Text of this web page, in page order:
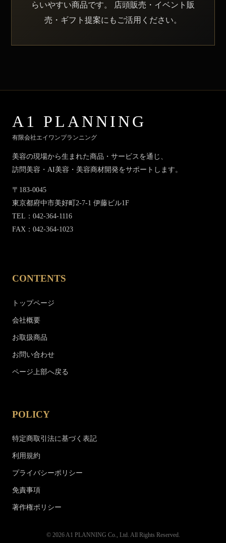
らいやすい商品です。 店頭販売・イベント販
売・ギフト提案にもご活用ください。
A1 PLANNING
有限会社エイワンプランニング
美容の現場から生まれた商品・サービスを通じ、
訪問美容・AI美容・美容商材開発をサポートします。
〒183-0045
東京都府中市美好町2-7-1 伊藤ビル1F
TEL：042-364-1116
FAX：042-364-1023
CONTENTS
トップページ
会社概要
お取扱商品
お問い合わせ
ページ上部へ戻る
POLICY
特定商取引法に基づく表記
利用規約
プライバシーポリシー
免責事項
著作権ポリシー
© 2026 A1 PLANNING Co., Ltd. All Rights Reserved.